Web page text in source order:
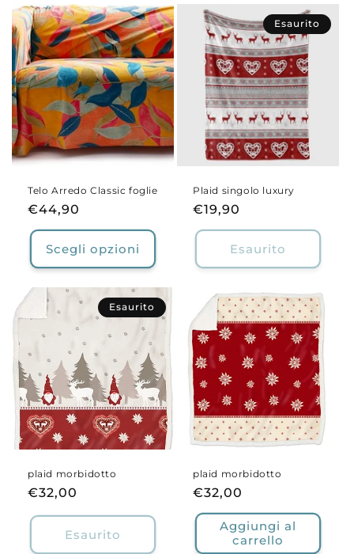
Telo Arredo Classic foglie
Prezzo
di
listino
€44,90
Scegli opzioni
Esaurito
Plaid singolo luxury
Prezzo
di
listino
€19,90
Esaurito
Esaurito
plaid morbidotto
Prezzo
di
listino
€32,00
Esaurito
plaid morbidotto
Prezzo
di
listino
€32,00
Aggiungi al
carrello